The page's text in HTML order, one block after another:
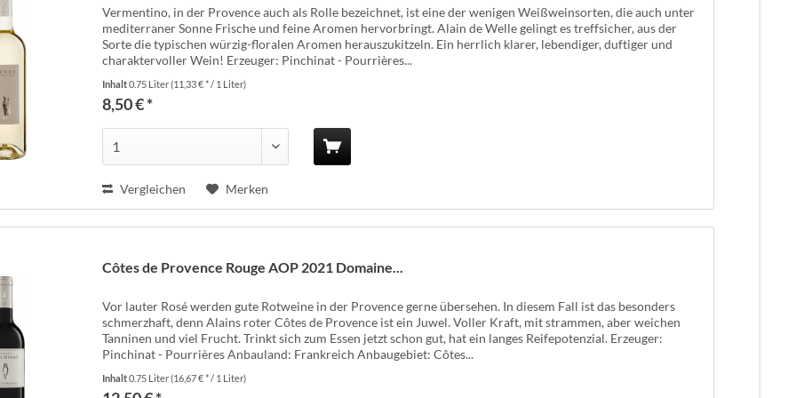
Vermentino, in der Provence auch als Rolle bezeichnet, ist eine der wenigen Weißweinsorten, die auch unter
mediterraner Sonne Frische und feine Aromen hervorbringt. Alain de Welle gelingt es treffsicher, aus der
Sorte die typischen würzig-floralen Aromen herauszukitzeln. Ein herrlich klarer, lebendiger, duftiger und
charaktervoller Wein! Erzeuger: Pinchinat - Pourrières...
Inhalt0.75 Liter(11,33 € * / 1 Liter)
8,50 € *
Vergleichen Merken
Côtes de Provence Rouge AOP 2021 Domaine...
Vor lauter Rosé werden gute Rotweine in der Provence gerne übersehen. In diesem Fall ist das besonders
schmerzhaft, denn Alains roter Côtes de Provence ist ein Juwel. Voller Kraft, mit strammen, aber weichen
Tanninen und viel Frucht. Trinkt sich zum Essen jetzt schon gut, hat ein langes Reifepotenzial. Erzeuger:
Pinchinat - Pourrières Anbauland: Frankreich Anbaugebiet: Côtes...
Inhalt0.75 Liter(16,67 € * / 1 Liter)